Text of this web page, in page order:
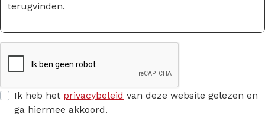
Ik heb het privacybeleid van deze website gelezen en
ga hiermee akkoord.